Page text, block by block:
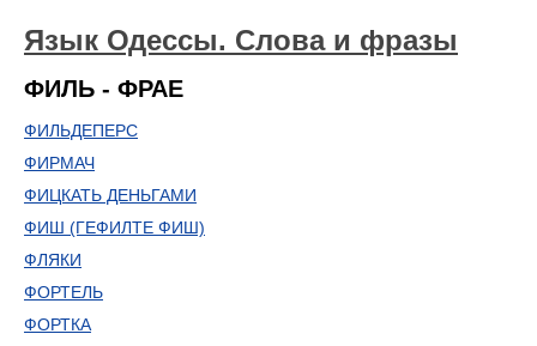
Язык Одессы. Слова и фразы
ФИЛЬ - ФРАЕ
ФИЛЬДЕПЕРС
ФИРМАЧ
ФИЦКАТЬ ДЕНЬГАМИ
ФИШ (ГЕФИЛТЕ ФИШ)
ФЛЯКИ
ФОРТЕЛЬ
ФОРТКА